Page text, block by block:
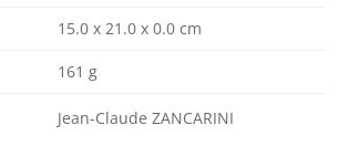
15.0 x 21.0 x 0.0 cm
161 g
Jean-Claude ZANCARINI